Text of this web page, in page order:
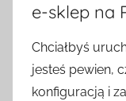
e-sklep na
Chciałbyś
jesteś pewien,
konfiguracją i